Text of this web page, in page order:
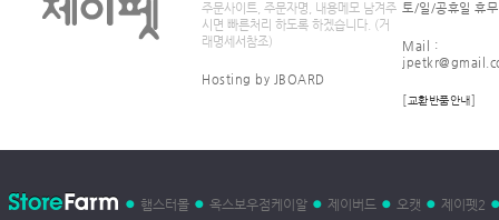
주문사이트, 주문자명, 내용메모 남겨주
시면 빠른처리 하도록 하겠습니다. (거
래명세서참조)
Hosting by JBOARD
토/일/공휴일 휴무
Mail :
[교환반품안내]
햄스터몰 옥스보우점케이알 제이버드 오캣 제이펫2